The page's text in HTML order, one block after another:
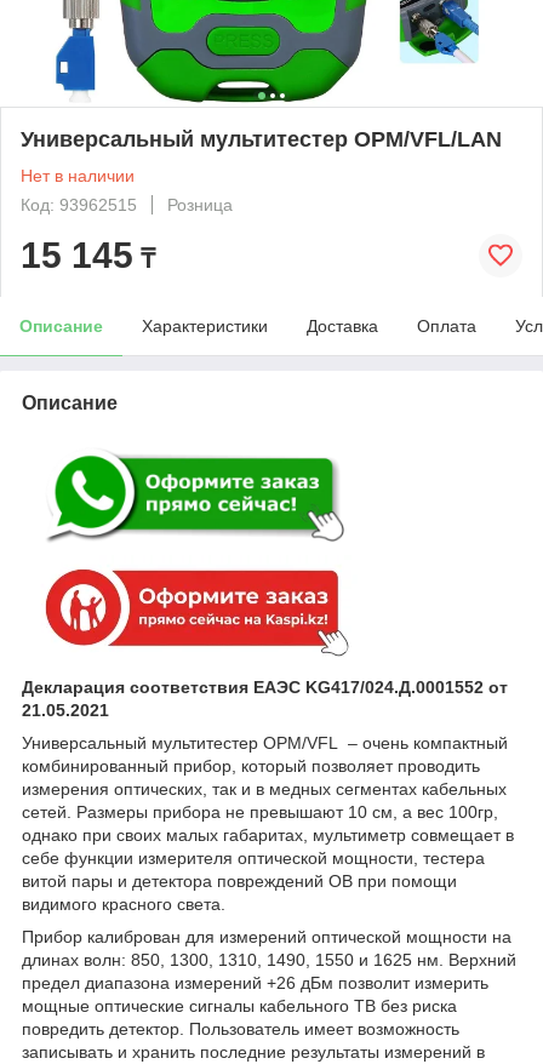
Универсальный мультитестер OPM/VFL/LAN
Нет в наличии
Код: 93962515
Розница
15 145 ₸
Описание Характеристики Доставка Оплата
Описание
Декларация соответствия ЕАЭС KG417/024.Д.0001552 от
21.05.2021
Универсальный мультитестер OPM/VFL – очень компактный
комбинированный прибор, который позволяет проводить
измерения оптических, так и в медных сегментах кабельных
сетей. Размеры прибора не превышают 10 см, а вес 100гр,
однако при своих малых габаритах, мультиметр совмещает в
себе функции измерителя оптической мощности, тестера
витой пары и детектора повреждений ОВ при помощи
видимого красного света.
Прибор калиброван для измерений оптической мощности на
длинах волн: 850, 1300, 1310, 1490, 1550 и 1625 нм. Верхний
предел диапазона измерений +26 дБм позволит измерить
мощные оптические сигналы кабельного ТВ без риска
повредить детектор. Пользователь имеет возможность
записывать и хранить последние результаты измерений в